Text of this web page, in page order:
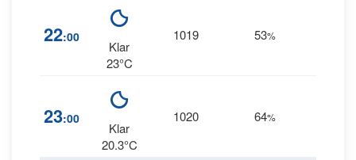
22:00
Klar
23°C
1019 53%
23:00
Klar
20.3°C
1020 64%